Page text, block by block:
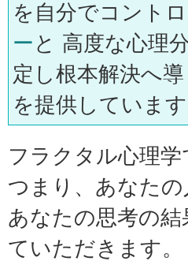
を自分でコント
ー と 高度な心理
定し根本解決へ導
を提供しています
フラクタル心理
つまり、あなたの
あなたの思考の
ていただきます。